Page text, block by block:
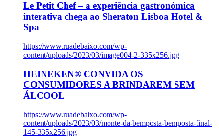
Le Petit Chef – a experiência gastronómica
interativa chega ao Sheraton Lisboa Hotel &
Spa
https://www.ruadebaixo.com/wp-
content/uploads/2023/03/image004-2-335x256.jpg
HEINEKEN® CONVIDA OS
CONSUMIDORES A BRINDAREM SEM
ÁLCOOL
https://www.ruadebaixo.com/wp-
content/uploads/2023/03/monte-da-bemposta-bemposta-final-
145-335x256.jpg